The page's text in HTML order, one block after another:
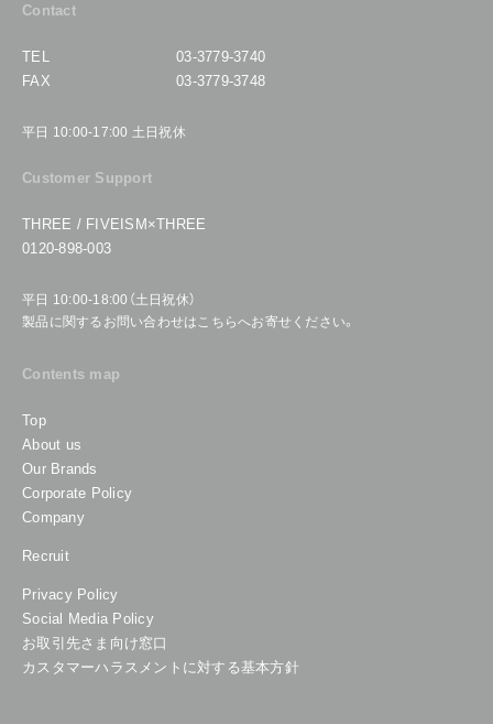
Contact
TEL
03-3779-3740
FAX
03-3779-3748
平日 10:00-17:00 土日祝休
Customer Support
THREE / FIVEISM×THREE
0120-898-003
平日 10:00-18:00（土日祝休）
製品に関するお問い合わせはこちらへお寄せください。
Contents map
Top
About us
Our Brands
Corporate Policy
Company
Recruit
Privacy Policy
Social Media Policy
お取引先さま向け窓口
カスタマーハラスメントに対する基本方針